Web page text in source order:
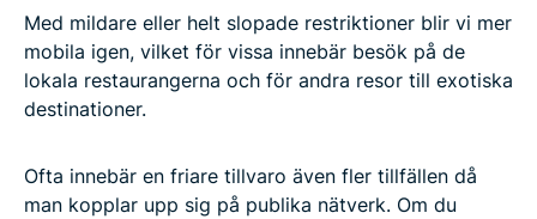
Med mildare eller helt slopade restriktioner blir vi mer
mobila igen, vilket för vissa innebär besök på de
lokala restaurangerna och för andra resor till exotiska
destinationer.
Ofta innebär en friare tillvaro även fler tillfällen då
man kopplar upp sig på publika nätverk. Om du